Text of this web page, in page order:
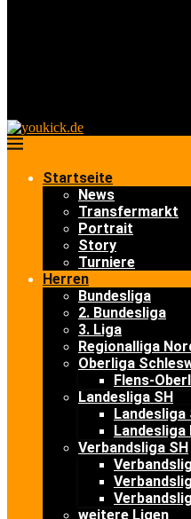
Startseite
News
Transfermarkt
Portrait
Story
Turniere
Herren
Bundesliga
2. Bundesliga
3. Liga
Regionalliga
Oberliga
Flens-
Landesliga SH
Landesliga
Verbandsliga SH
weitere Ligen